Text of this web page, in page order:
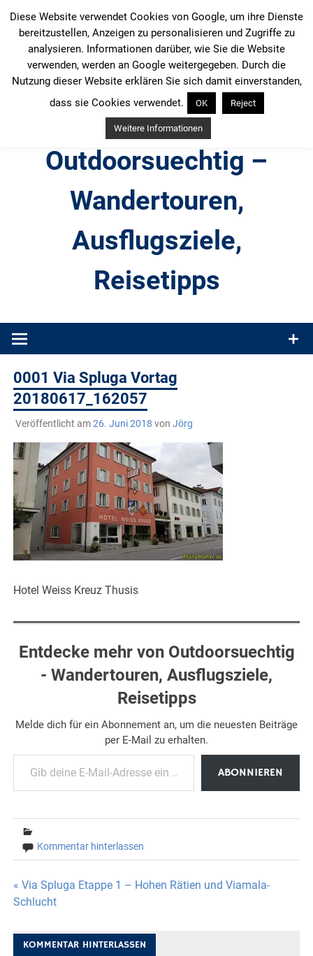
Inhalt
springen
Outdoorsuechtig –
Wandertouren,
Ausflugsziele,
Reisetipps
Produkttests und Buchrezensionen. Ein Blog für alle, die gern
0001 Via Spluga Vortag
20180617_162057
Veröffentlicht am26. Juni 2018 von Jörg
Hotel Weiss Kreuz Thusis
Entdecke mehr von Outdoorsuechtig
- Wandertouren, Ausflugsziele,
Reisetipps
Melde dich für ein Abonnement an, um die neuesten Beiträge
per E-Mail zu erhalten.
Gib deine E-Mail-Adresse ein ...
ABONNIEREN
Kommentar hinterlassen
Beitragsnavigation
« Via Spluga Etappe 1 – Hohen Rätien und Viamala-
Schlucht
KOMMENTAR HINTERLASSEN
Diese Website verwendet Cookies von Google, um ihre Dienste
bereitzustellen, Anzeigen zu personalisieren und Zugriffe zu
analysieren. Informationen darüber, wie Sie die Website
verwenden, werden an Google weitergegeben. Durch die
Nutzung dieser Website erklären Sie sich damit einverstanden,
dass sie Cookies verwendet.
OK Reject
Weitere Informationen